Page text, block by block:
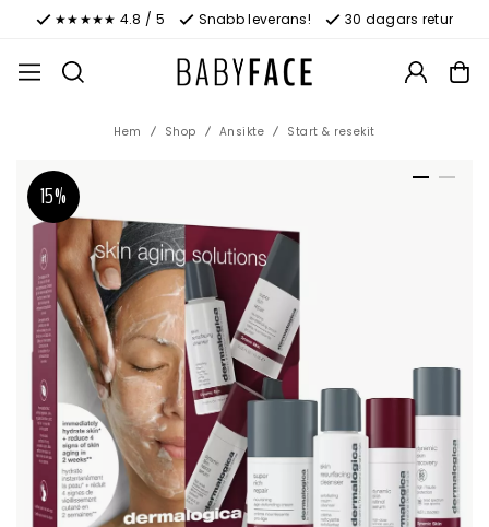
★★★★★ 4.8 / 5 Snabb leverans! 30 dagars retur
Hem Shop Ansikte Start & resekit
15%